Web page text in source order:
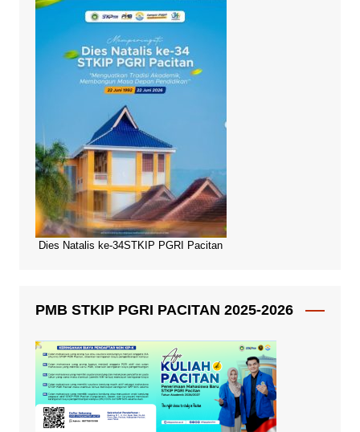
Dies Natalis ke-34STKIP PGRI Pacitan
PMB STKIP PGRI PACITAN 2025-2026